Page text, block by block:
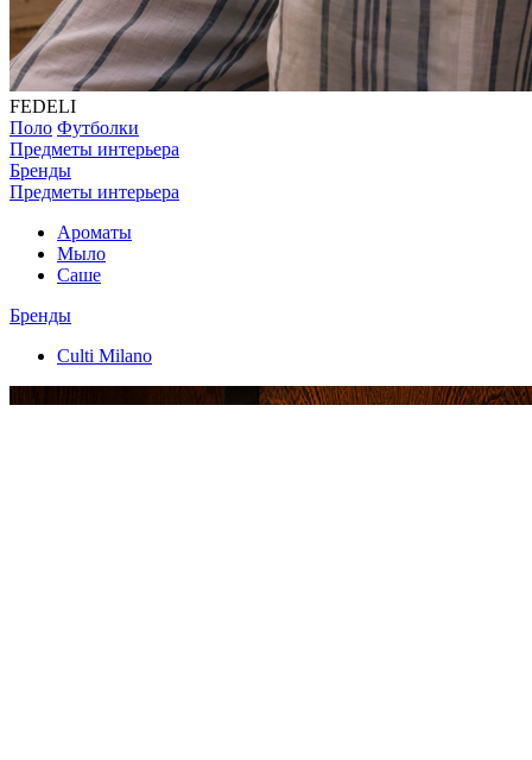
FEDELI
Поло Футболки
Предметы интерьера
Бренды
Предметы интерьера
Ароматы
Мыло
Саше
Бренды
Culti Milano